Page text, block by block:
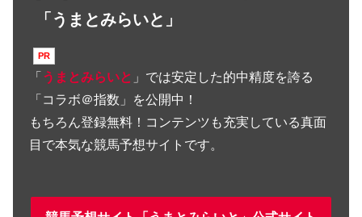
「うまとみらいと」
「 うまとみらいと 」では安定した的中精度を誇る
「コラボ＠指数」を公開中！
もちろん登録無料！コンテンツも充実している真面
目で本気な競馬予想サイトです。